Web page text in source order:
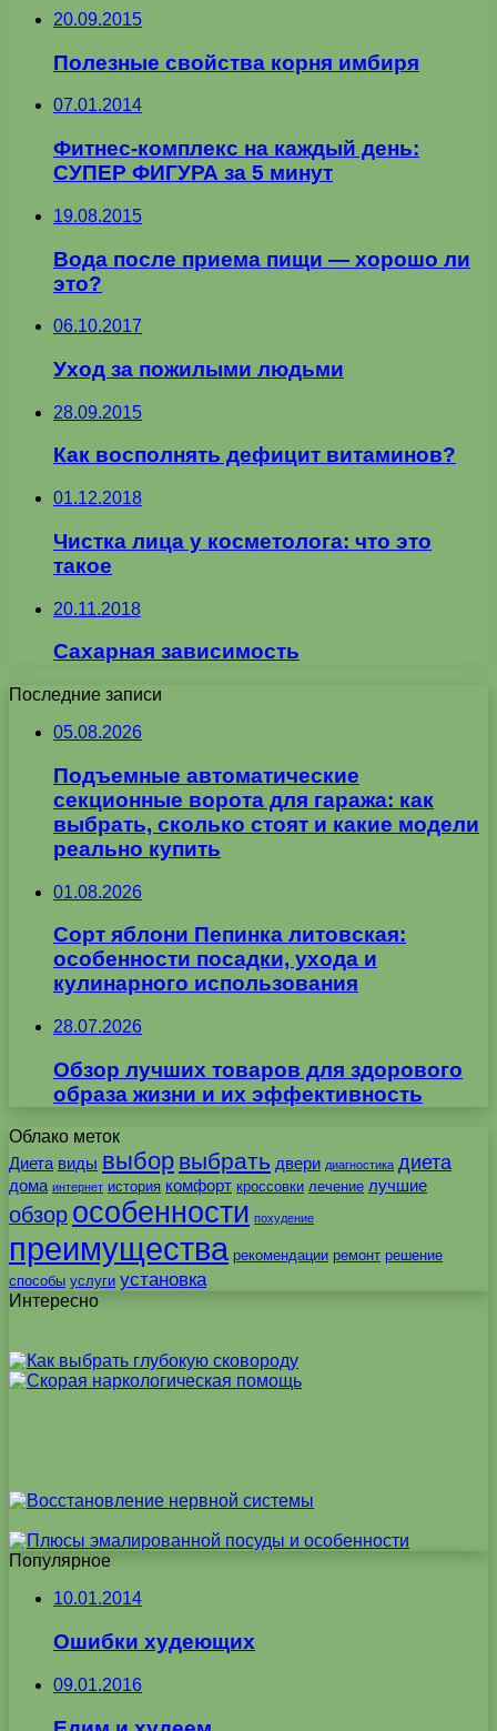
20.09.2015
Полезные свойства корня имбиря
07.01.2014
Фитнес-комплекс на каждый день:
СУПЕР ФИГУРА за 5 минут
19.08.2015
Вода после приема пищи — хорошо ли
это?
06.10.2017
Уход за пожилыми людьми
28.09.2015
Как восполнять дефицит витаминов?
01.12.2018
Чистка лица у косметолога: что это
такое
20.11.2018
Сахарная зависимость
Последние записи
05.08.2026
Подъемные автоматические
секционные ворота для гаража: как
выбрать, сколько стоят и какие модели
реально купить
01.08.2026
Сорт яблони Пепинка литовская:
особенности посадки, ухода и
кулинарного использования
28.07.2026
Обзор лучших товаров для здорового
образа жизни и их эффективность
Облако меток
Диета виды выбор выбрать двери диагностика диета
дома интернет история комфорт кроссовки лечение лучшие
обзор особенности похудение
преимущества рекомендации ремонт решение
способы услуги установка
Интересно
Популярное
10.01.2014
Ошибки худеющих
09.01.2016